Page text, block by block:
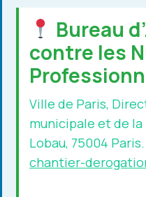
Bureau
contre les
Ville de Paris,
municipale et de
Lobau, 75004
chantier-